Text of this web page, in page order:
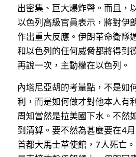
龔靜儀大律師專欄
陳貴春大律師專欄
陳子遷律師專欄
溫志倫專欄
汪明欣專欄
張美雄專欄
出密集、巨大爆炸聲。而且，
以色列高級官員表示，將對伊
作出重大反應。伊朗革命衛隊
和以色列的任何威脅都將得到
再說一次，主動權在以色列。
內塔尼亞胡的考量點，不是如
利，而是如何做才對他本人有
周知當然是拉美國下水。不然
到清算。要不然為甚麼要在4
首都大馬士革使館，7人死亡